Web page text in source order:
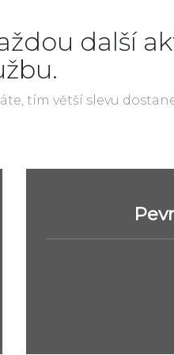
další
tím větší slevu